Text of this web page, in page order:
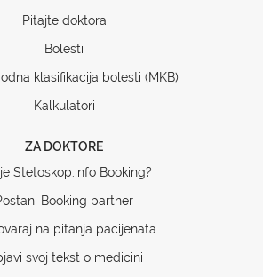
Pitajte doktora
Bolesti
klasifikacija bolesti (MKB)
Kalkulatori
ZA DOKTORE
Stetoskop.info Booking?
Booking partner
na pitanja pacijenata
svoj tekst o medicini